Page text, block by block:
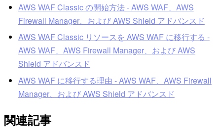
AWS WAF Classic の開始方法 - AWS WAF、AWS
Firewall Manager、および AWS Shield アドバンスド
AWS WAF Classic リソースを AWS WAF に移行する -
AWS WAF、AWS Firewall Manager、および AWS
Shield アドバンスド
AWS WAF に移行する理由 - AWS WAF、AWS Firewall
Manager、および AWS Shield アドバンスド
関連記事